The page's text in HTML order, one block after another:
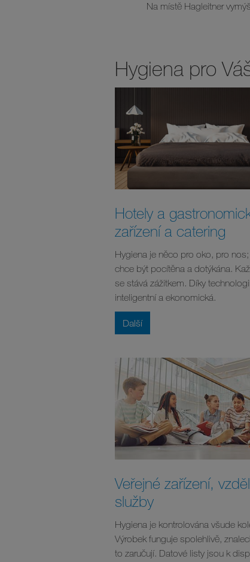
Na místě Hagleitner
Hygiena pro
Hotely a
zařízení a catering
Hygiena je něco pro oko, pro
chce být pocítěna a dotýkána.
se stává zážitkem. Díky
inteligentní a ekonomická.
Další
Veřejné zařízení,
služby
Hygiena je kontrolována všude
Výrobek funguje spolehlivě,
to zaručují. Datové listy jsou k